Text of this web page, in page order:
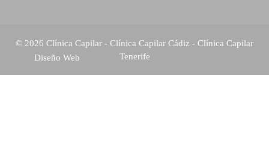
© 2026 Clínica Capilar - Clínica Capilar Cádiz - Clínica Capilar
Tenerife
Diseño Web